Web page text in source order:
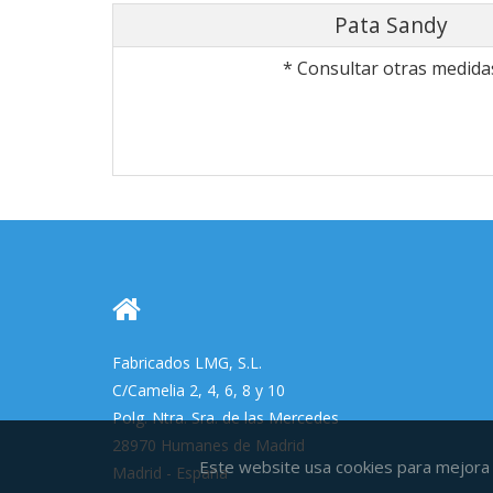
Pata Sandy
* Consultar otras
Fabricados LMG, S.L.
C/Camelia 2, 4, 6, 8 y 10
Polg. Ntra. Sra. de las Mercedes
28970 Humanes de Madrid
Madrid - EspañaEste website usa cookies para